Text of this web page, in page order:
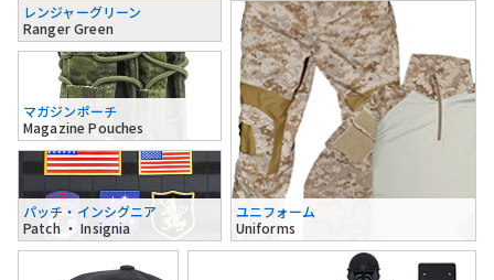
レンジャーグリーン
Ranger Green
マガジンポーチ
Magazine Pouches
パッチ・インシグニア
Patch ・ Insignia
ユニフォーム
Uniforms